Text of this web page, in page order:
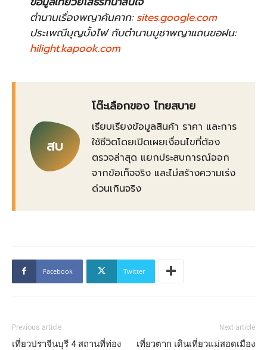
ตำนานเรื่องพญาคันคาก:sites.google.com
ประเพณีบุญบั้งไฟ กับตำนานบูชาพญาแถนขอฝน:
hilight.kapook.com
สบ
โต๊ะเลือกของ ไทยสบาย
เรียบเรียงข้อมูลสินค้า ราคา และการ
ใช้ชีวิตโดยเปิดเผยเงื่อนไขที่ต้อง
ตรวจล่าสุด แยกประสบการณ์ออก
จากข้อเท็จจริง และไม่สร้างความเร่ง
ด่วนเกินจริง
Facebook Twitter
Previous article
เที่ยวปราจีนบุรี 4 สถานที่ท่อง
Next article
เที่ยวตาก เดินเที่ยวแม่สอดเมือง